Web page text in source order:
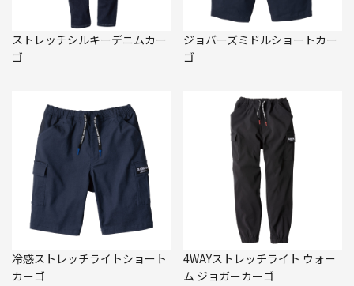
ストレッチシルキーデニムカー
ゴ
ジョバーズミドルショートカー
ゴ
冷感ストレッチライトショート
カーゴ
4WAYストレッチライト ウォー
ム ジョガーカーゴ